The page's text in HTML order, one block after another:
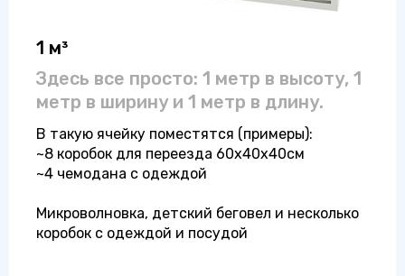
1 м³
Здесь все просто: 1 метр в высоту, 1
метр в ширину и 1 метр в длину.
В такую ячейку поместятся (примеры):
~8 коробок для переезда 60x40x40см
~4 чемодана с одеждой
Микроволновка, детский беговел и несколько
коробок с одеждой и посудой